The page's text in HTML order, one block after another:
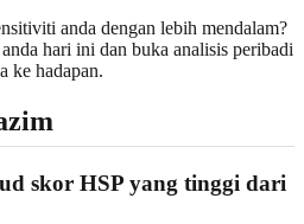
anda dengan lebih mendalam?
anda hari ini dan buka analisis peribadi
ke hadapan.
skor HSP yang tinggi dari